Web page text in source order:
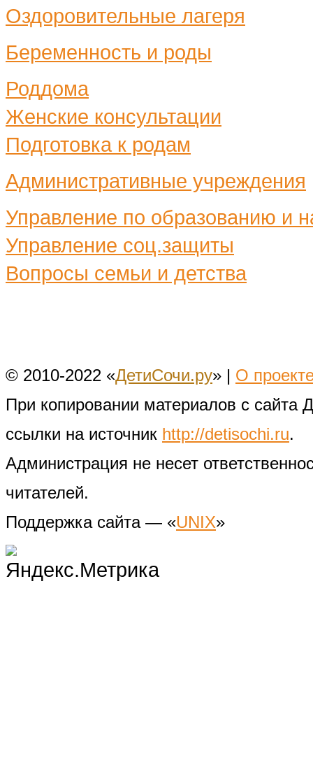
Оздоровительные лагеря
Беременность и роды
Роддома
Женские консультации
Подготовка к родам
Административные учреждения
Управление по образованию и
Управление соц.защиты
Вопросы семьи и детства
© 2010-2022 «ДетиСочи.ру» | О
При копировании материалов с сайта
ссылки на источник http://detisochi.ru.
Администрация не несет
читателей.
Поддержка сайта — «UNIX»